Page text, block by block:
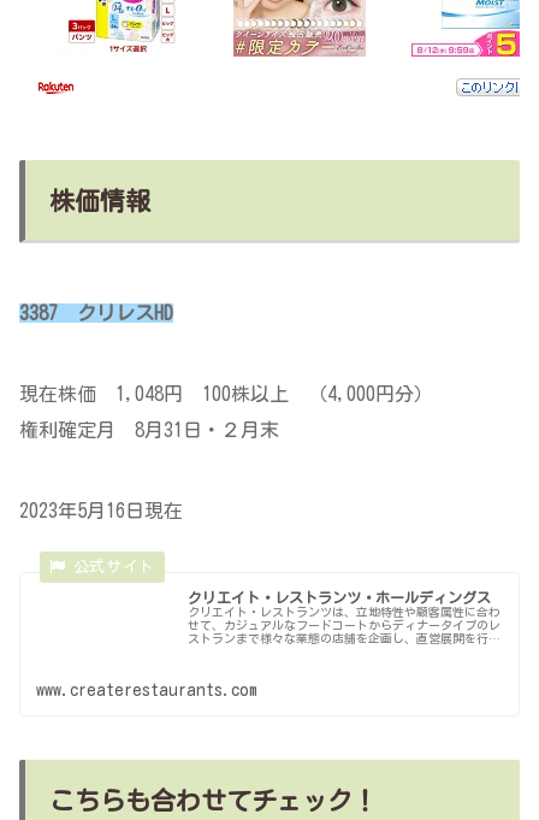
株価情報
3387 クリレスHD
現在株価 1,048円 100株以上 （4,000円分）
権利確定月 8月31日・２月末
2023年5月16日現在
クリエイト・レストランツ・ホールディングス
クリエイト・レストランツは、立地特性や顧客属性に合わ
せて、カジュアルなフードコートからディナータイプのレ
ストランまで様々な業態の店舗を企画し、直営展開を行っ
www.createrestaurants.com
こちらも合わせてチェック！